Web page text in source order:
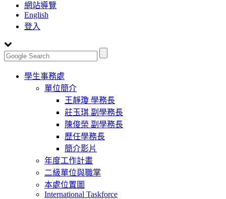
網站導覽
English
登入
Toggle
navigation
學生事務處
單位簡介
王靜瓊 學務長
莊玉琪 副學務長
陳俊榮 副學務長
歷任學務長
簡介影片
年度工作計畫
二級單位與職掌
本處位置圖
International Taskforce